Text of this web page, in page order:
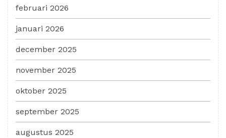
februari 2026
januari 2026
december 2025
november 2025
oktober 2025
september 2025
augustus 2025